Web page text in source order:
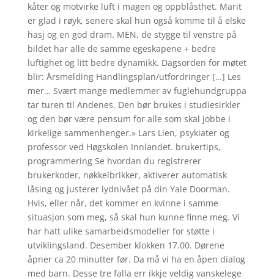
kåter og motvirke luft i magen og oppblåsthet. Marit
er glad i røyk, senere skal hun også komme til å elske
hasj og en god dram. MEN, de stygge til venstre på
bildet har alle de samme egeskapene + bedre
luftighet og litt bedre dynamikk. Dagsorden for møtet
blir: Årsmelding Handlingsplan/utfordringer […] Les
mer… Svært mange medlemmer av fuglehundgruppa
tar turen til Andenes. Den bør brukes i studiesirkler
og den bør være pensum for alle som skal jobbe i
kirkelige sammenhenger.» Lars Lien, psykiater og
professor ved Høgskolen Innlandet. brukertips,
programmering Se hvordan du registrerer
brukerkoder, nøkkelbrikker, aktiverer automatisk
låsing og justerer lydnivået på din Yale Doorman.
Hvis, eller når, det kommer en kvinne i samme
situasjon som meg, så skal hun kunne finne meg. Vi
har hatt ulike samarbeidsmodeller for støtte i
utviklingsland. Desember klokken 17.00. Dørene
åpner ca 20 minutter før. Da må vi ha en åpen dialog
med barn. Desse tre falla err ikkje veldig vanskelege